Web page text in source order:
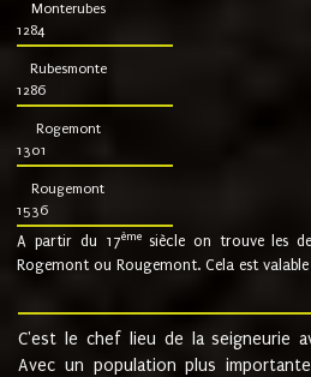
Monterubes
1284
Rubesmonte
1286
Rogemont
1301
Rougemont
1536
A partir du 17ème siècle on trouve les
Rogemont ou Rougemont. Cela est
C'est le chef lieu de la seigneurie
Avec un population plus